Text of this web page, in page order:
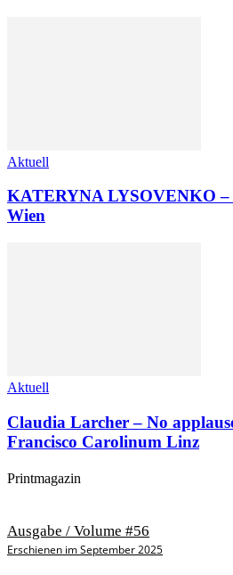
Aktuell
KATERYNA LYSOVENKO
Wien
Aktuell
Claudia Larcher – No
Francisco Carolinum Linz
Printmagazin
Ausgabe / Volume #56
Erschienen im September 2025